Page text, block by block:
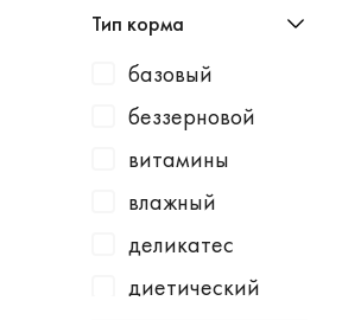
Milbemax
Monge
N1
Neoterica
Organic Choice
Orijen
картофель
говядина /
клюква
курица
говядина /
малина
говядина /
Тип корма
базовый
беззерновой
витамины
влажный
деликатес
диетический